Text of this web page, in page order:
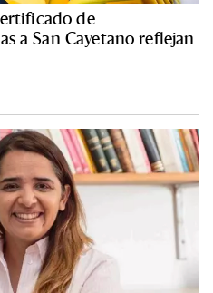
de
a San Cayetano reflejan